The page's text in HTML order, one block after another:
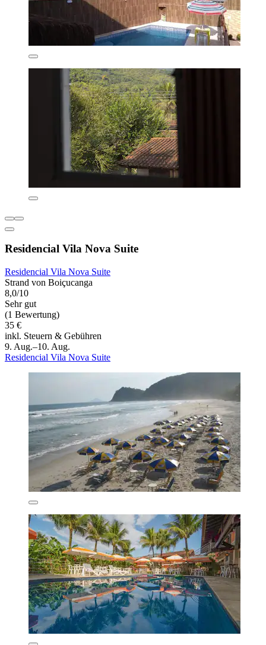
Residencial Vila Nova Suite
Residencial Vila Nova Suite
Strand von Boiçucanga
8,0/10
Sehr gut
(1 Bewertung)
35 €
inkl. Steuern & Gebühren
9. Aug.–10. Aug.
Residencial Vila Nova Suite